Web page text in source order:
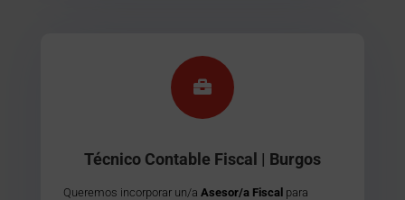

Técnico Contable Fiscal | Burgos
Queremos incorporar un/a Asesor/a Fiscalpara